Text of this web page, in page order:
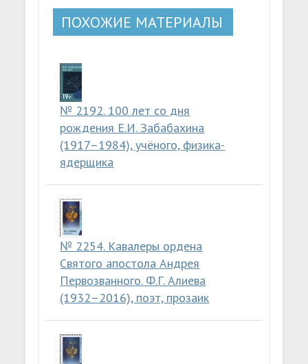
ПОХОЖИЕ МАТЕРИАЛЫ
№ 2192. 100 лет со дня
рождения Е.И. Забабахина
(1917–1984), учёного, физика-
ядерщика
№ 2254. Кавалеры ордена
Святого апостола Андрея
Первозванного. Ф.Г. Алиева
(1932–2016), поэт, прозаик